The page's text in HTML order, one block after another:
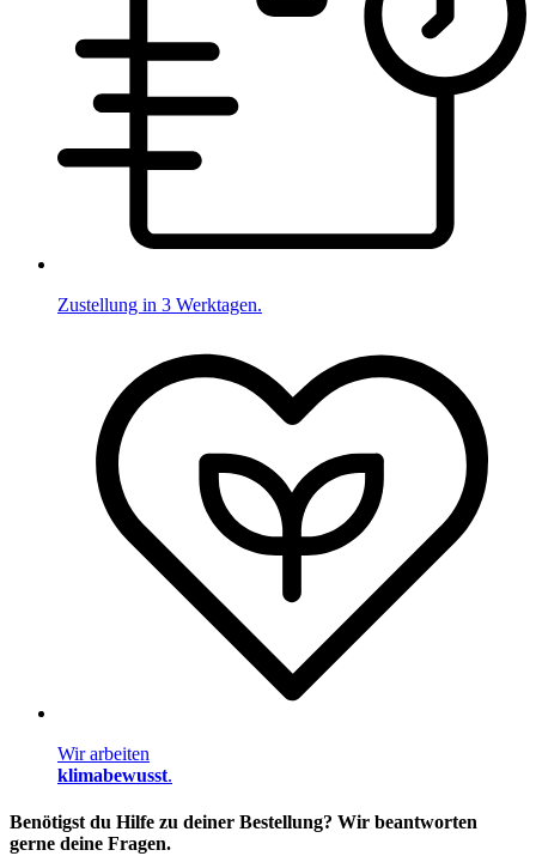
Zustellung in 3 Werktagen.
Wir arbeiten
klimabewusst.
Benötigst du Hilfe zu deiner Bestellung? Wir beantworten
gerne deine Fragen.